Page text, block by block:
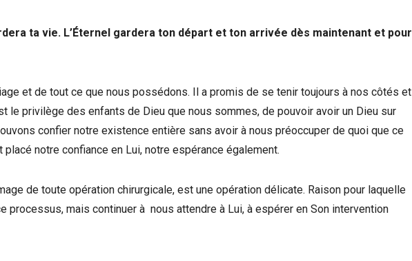
ta vie. L’Éternel gardera ton départ et ton arrivée dès maintenant et pour
et de tout ce que nous possédons. Il a promis de se tenir toujours à nos côtés et
le privilège des enfants de Dieu que nous sommes, de pouvoir avoir un Dieu sur
confier notre existence entière sans avoir à nous préoccuper de quoi que ce
notre confiance en Lui, notre espérance également.
de toute opération chirurgicale, est une opération délicate. Raison pour laquelle
processus, mais continuer à nous attendre à Lui, à espérer en Son intervention